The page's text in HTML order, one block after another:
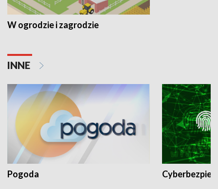
W ogrodzie i zagrodzie
INNE
Pogoda